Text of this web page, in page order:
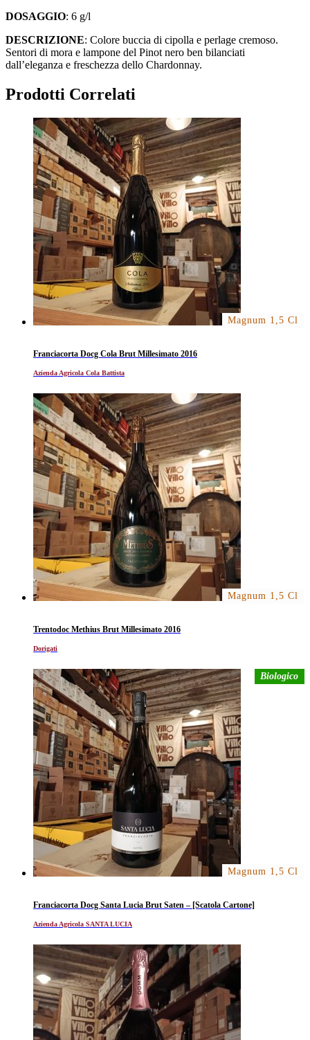
DOSAGGIO: 6 g/l
DESCRIZIONE: Colore buccia di cipolla e perlage cremoso.
Sentori di mora e lampone del Pinot nero ben bilanciati
dall’eleganza e freschezza dello Chardonnay.
Prodotti Correlati
Magnum 1,5 Cl
Franciacorta Docg Cola Brut Millesimato 2016
Azienda Agricola Cola Battista
Magnum 1,5 Cl
Trentodoc Methius Brut Millesimato 2016
Dorigati
Magnum 1,5 Cl
Biologico
Franciacorta Docg Santa Lucia Brut Saten – [Scatola Cartone]
Azienda Agricola SANTA LUCIA